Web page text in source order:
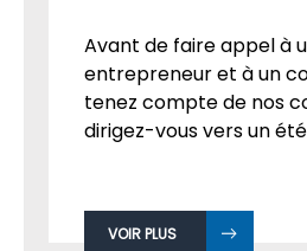
Avant de faire appel à
entrepreneur et à un
tenez compte de nos
dirigez-vous vers un
VOIR PLUS